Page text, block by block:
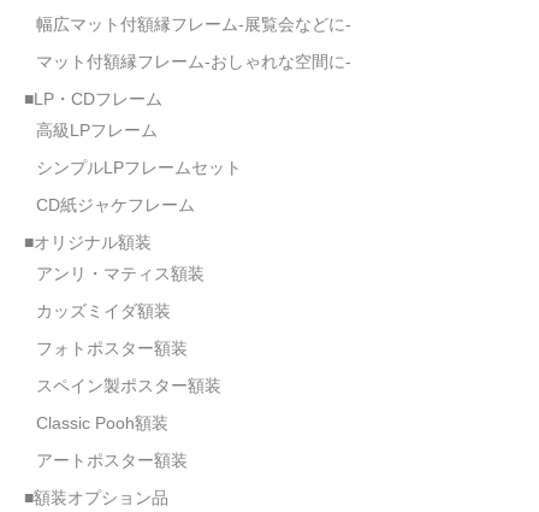
幅広マット付額縁フレーム-展覧会などに-
マット付額縁フレーム-おしゃれな空間に-
■LP・CDフレーム
高級LPフレーム
シンプルLPフレームセット
CD紙ジャケフレーム
■オリジナル額装
アンリ・マティス額装
カッズミイダ額装
フォトポスター額装
スペイン製ポスター額装
Classic Pooh額装
アートポスター額装
■額装オプション品